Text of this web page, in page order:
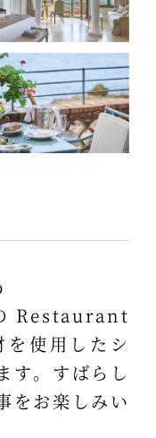
Restaurant
使用したシ
す。すばらし
をお楽しみい